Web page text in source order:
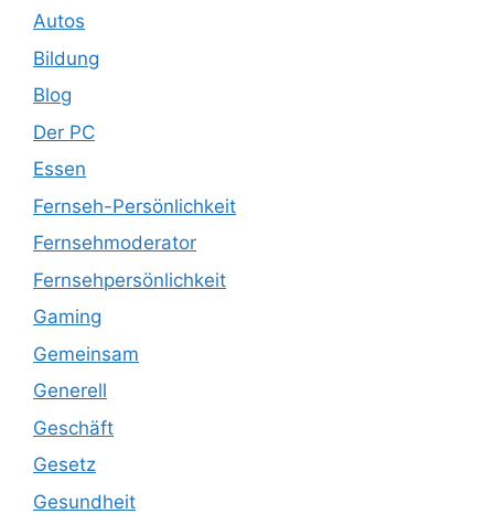
Autos
Bildung
Blog
Der PC
Essen
Fernseh-Persönlichkeit
Fernsehmoderator
Fernsehpersönlichkeit
Gaming
Gemeinsam
Generell
Geschäft
Gesetz
Gesundheit